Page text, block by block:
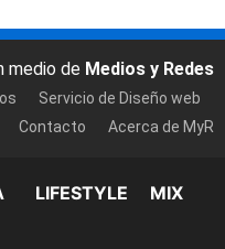
medio de Medios y Redes
Servicio de Diseño web
Contacto
Acerca de MyR
LIFESTYLE MIX